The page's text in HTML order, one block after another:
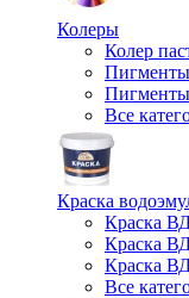
Колеры
Колер
Все
Краска
Краска
Краска
Краска
Все